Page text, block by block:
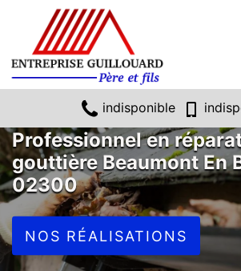
indisponible
Professionnel en
gouttière Beaumont En
02300
NOS RÉALISATIONS